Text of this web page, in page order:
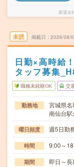
派遣会
未読 掲載日 2026/08/
日勤×高時給
タッフ募集
職種未経験OK 交
勤務地
宮城県名
南仙台
曜日頻度 週5日勤
時間 9:00～
期間 即日～